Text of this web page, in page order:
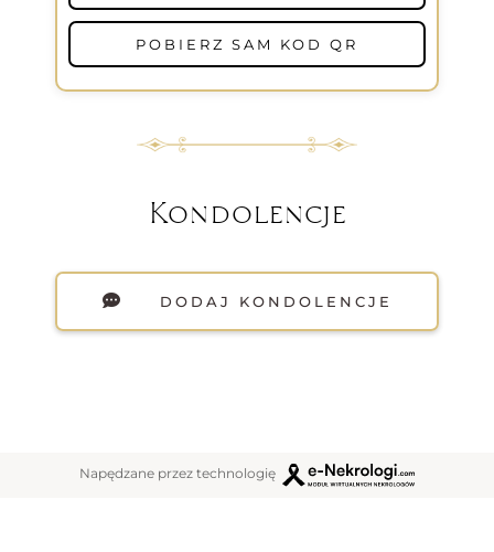
POBIERZ SAM KOD QR
Kondolencje
DODAJ KONDOLENCJE
Napędzane przez technologię